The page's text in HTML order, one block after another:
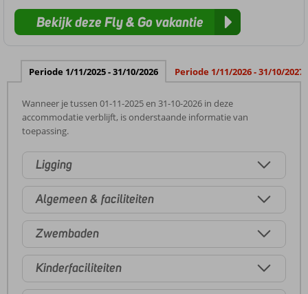
Bekijk deze Fly & Go vakantie
Periode 1/11/2025 - 31/10/2026 Periode 1/11/2026 - 31/10/2027
Wanneer je tussen 01-11-2025 en 31-10-2026 in deze
accommodatie verblijft, is onderstaande informatie van
toepassing.
Ligging
Algemeen & faciliteiten
Zwembaden
Kinderfaciliteiten